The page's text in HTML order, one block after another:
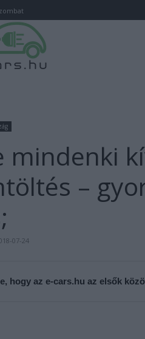
mindenki
–
07-24
hogy az e-cars.hu az elsők